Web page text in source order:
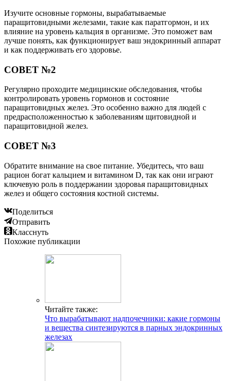
Изучите основные гормоны, вырабатываемые
паращитовидными железами, такие как паратгормон, и их
влияние на уровень кальция в организме. Это поможет вам
лучше понять, как функционирует ваш эндокринный аппарат
и как поддерживать его здоровье.
СОВЕТ №2
Регулярно проходите медицинские обследования, чтобы
контролировать уровень гормонов и состояние
паращитовидных желез. Это особенно важно для людей с
предрасположенностью к заболеваниям щитовидной и
паращитовидной желез.
СОВЕТ №3
Обратите внимание на свое питание. Убедитесь, что ваш
рацион богат кальцием и витамином D, так как они играют
ключевую роль в поддержании здоровья паращитовидных
желез и общего состояния костной системы.
Поделиться
Отправить
Класснуть
Похожие публикации
Читайте также:
Что вырабатывают надпочечники: какие гормоны
и вещества синтезируются в парных эндокринных
железах